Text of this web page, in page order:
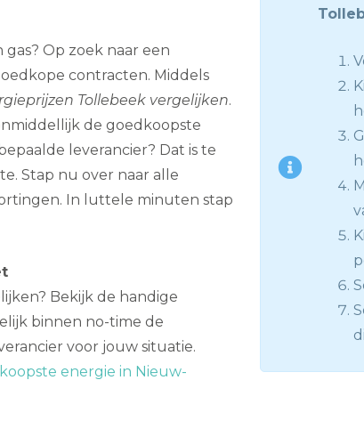
Op zoek naar een
contracten. Middels
Tollebeek vergelijken.
de goedkoopste
leverancier? Dat is te
Stap nu over naar alle
In luttele minuten stap
Bekijk de handige
binnen no-time de
voor jouw situatie.
energie in Nieuw-